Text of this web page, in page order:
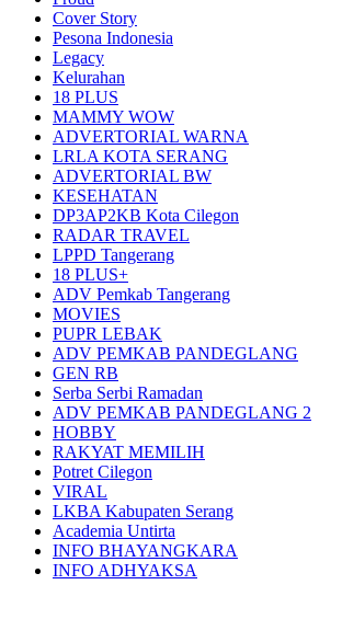
Cover Story
Pesona Indonesia
Legacy
Kelurahan
18 PLUS
MAMMY WOW
ADVERTORIAL WARNA
LRLA KOTA SERANG
ADVERTORIAL BW
KESEHATAN
DP3AP2KB Kota Cilegon
RADAR TRAVEL
LPPD Tangerang
18 PLUS+
ADV Pemkab Tangerang
MOVIES
PUPR LEBAK
ADV PEMKAB PANDEGLANG
GEN RB
Serba Serbi Ramadan
ADV PEMKAB PANDEGLANG 2
HOBBY
RAKYAT MEMILIH
Potret Cilegon
VIRAL
LKBA Kabupaten Serang
Academia Untirta
INFO BHAYANGKARA
INFO ADHYAKSA